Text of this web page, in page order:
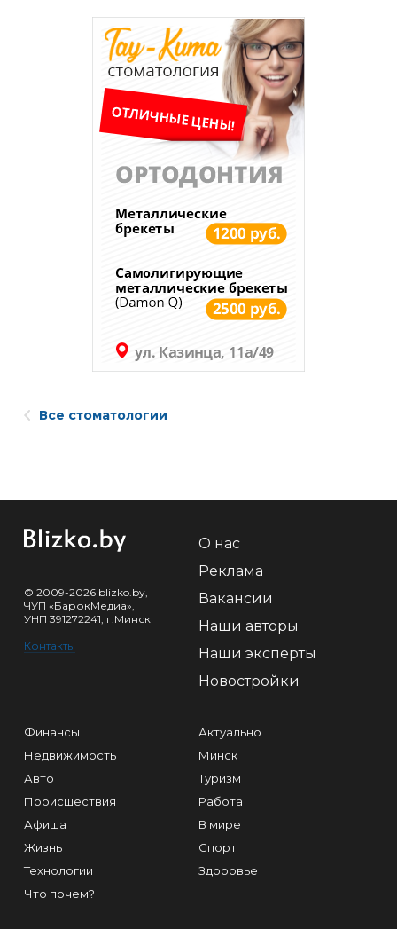
Все стоматологии
© 2009-2026 blizko.by,
ЧУП «БарокМедиа»,
УНП 391272241, г.Минск
Контакты
О нас
Реклама
Вакансии
Наши авторы
Наши эксперты
Новостройки
Финансы
Недвижимость
Авто
Происшествия
Афиша
Жизнь
Технологии
Что почем?
Актуально
Минск
Туризм
Работа
В мире
Спорт
Здоровье